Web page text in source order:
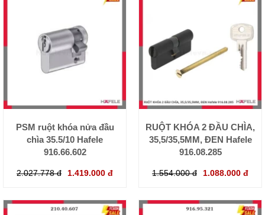
PSM ruột khóa nửa đầu
chìa 35.5/10 Hafele
916.66.602
2.027.778 đ 1.419.000 đ
RUỘT KHÓA 2 ĐẦU CHÌA,
35,5/35,5MM, ĐEN Hafele
916.08.285
1.554.000 đ 1.088.000 đ